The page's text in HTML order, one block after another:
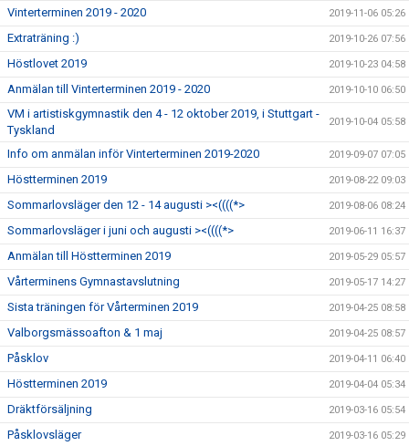
Vinterterminen 2019 - 2020 2019-11-06 05:26
Extraträning :) 2019-10-26 07:56
Höstlovet 2019 2019-10-23 04:58
Anmälan till Vinterterminen 2019 - 2020 2019-10-10 06:50
VM i artistiskgymnastik den 4 - 12 oktober 2019, i Stuttgart -
Tyskland
2019-10-04 05:58
Info om anmälan inför Vinterterminen 2019-2020 2019-09-07 07:05
Höstterminen 2019 2019-08-22 09:03
Sommarlovsläger den 12 - 14 augusti ><((((*> 2019-08-06 08:24
Sommarlovsläger i juni och augusti ><((((*> 2019-06-11 16:37
Anmälan till Höstterminen 2019 2019-05-29 05:57
Vårterminens Gymnastavslutning 2019-05-17 14:27
Sista träningen för Vårterminen 2019 2019-04-25 08:58
Valborgsmässoafton & 1 maj 2019-04-25 08:57
Påsklov 2019-04-11 06:40
Höstterminen 2019 2019-04-04 05:34
Dräktförsäljning 2019-03-16 05:54
Påsklovsläger 2019-03-16 05:29